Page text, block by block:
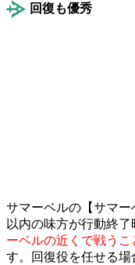
回復も優秀
サマーベルの【サマ
以内の味方が行動終了
ーベルの近くで戦う
す。回復役を任せる